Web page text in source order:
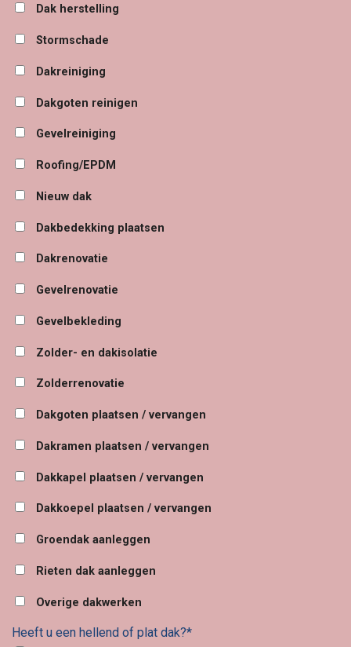
Dak herstelling
Stormschade
Dakreiniging
Dakgoten reinigen
Gevelreiniging
Roofing/EPDM
Nieuw dak
Dakbedekking plaatsen
Dakrenovatie
Gevelrenovatie
Gevelbekleding
Zolder- en dakisolatie
Zolderrenovatie
Dakgoten plaatsen / vervangen
Dakramen plaatsen / vervangen
Dakkapel plaatsen / vervangen
Dakkoepel plaatsen / vervangen
Groendak aanleggen
Rieten dak aanleggen
Overige dakwerken
Heeft u een hellend of plat dak?*